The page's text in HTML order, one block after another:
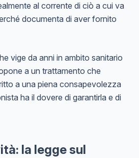
al corrente di ciò a cui va
documenta di aver fornito
vige da anni in ambito sanitario
a un trattamento che
a una piena consapevolezza
ha il dovere di garantirla e di
la legge sul